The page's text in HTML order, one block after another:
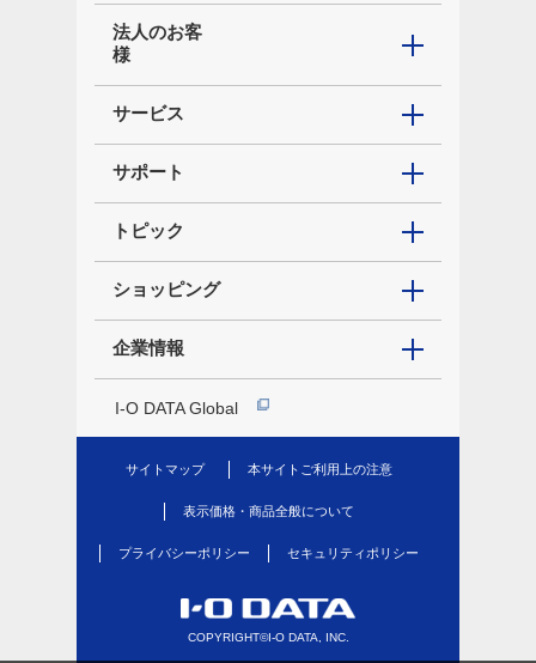
法人のお客
様
サービス
サポート
トピック
ショッピング
企業情報
I-O DATA Global
サイトマップ 本サイトご利用上の注意
表示価格・商品全般について
プライバシーポリシー セキュリティポリシー
COPYRIGHT©I-O DATA, INC.